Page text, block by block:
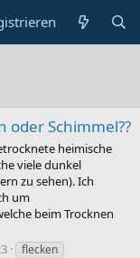
oder Schimmel??
heimische
viele dunkel
zu sehen). Ich
um
beim Trocknen
flecken